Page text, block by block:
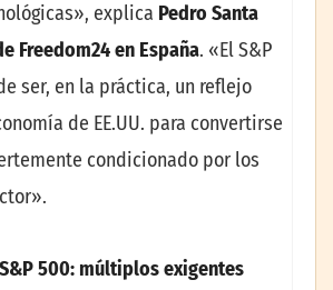
explica Pedro Santa
Freedom24 en España. «El S&P
ser, en la práctica, un reflejo
de EE.UU. para convertirse
condicionado por los
500: múltiplos exigentes